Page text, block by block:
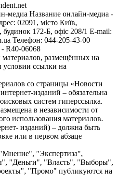
медиа Название онлайн-медиа -
02091, місто Київ,
172-Б, офіс 208/1 E-mail:
Телефон: 044-205-43-00
R40-06068
размещённых на
условии ссылки на
со страницы «Новости
изданий – обязательна
систем гиперссылка.
в независимости от
использования материалов.
изданий) – должна быть
или в первом абзаце
"Экспертиза",
"Деньги", "Власть", "Выборы",
"Промо" публикуются на